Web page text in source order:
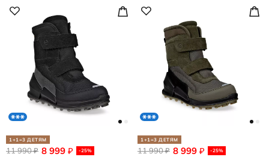
1+1=3 ДЕТЯМ
8 999 ₽ -25%
11 990₽
1+1=3 ДЕТЯМ
8 999 ₽ -25%
11 990₽